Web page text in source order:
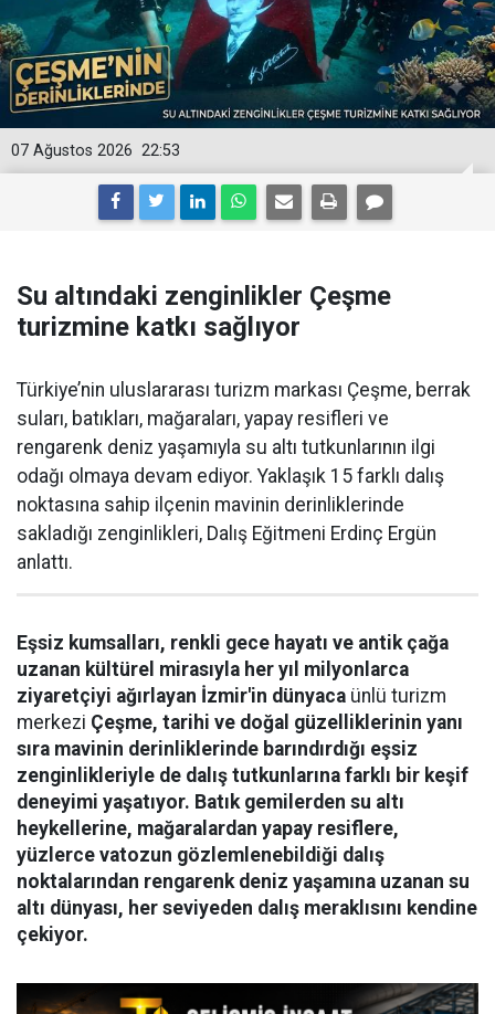
22:53
07 Ağustos 2026
Su altındaki zenginlikler Çeşme
turizmine katkı sağlıyor
Türkiye’nin uluslararası turizm markası Çeşme, berrak
suları, batıkları, mağaraları, yapay resifleri ve
rengarenk deniz yaşamıyla su altı tutkunlarının ilgi
odağı olmaya devam ediyor. Yaklaşık 15 farklı dalış
noktasına sahip ilçenin mavinin derinliklerinde
sakladığı zenginlikleri, Dalış Eğitmeni Erdinç Ergün
anlattı.
Eşsiz kumsalları, renkli gece hayatı ve antik çağa
uzanan kültürel mirasıyla her yıl milyonlarca
ziyaretçiyi ağırlayan İzmir'in dünyaca ünlü turizm
merkezi Çeşme, tarihi ve doğal güzelliklerinin yanı
sıra mavinin derinliklerinde barındırdığı eşsiz
zenginlikleriyle de dalış tutkunlarına farklı bir keşif
deneyimi yaşatıyor. Batık gemilerden su altı
heykellerine, mağaralardan yapay resiflere,
yüzlerce vatozun gözlemlenebildiği dalış
noktalarından rengarenk deniz yaşamına uzanan su
altı dünyası, her seviyeden dalış meraklısını kendine
çekiyor.